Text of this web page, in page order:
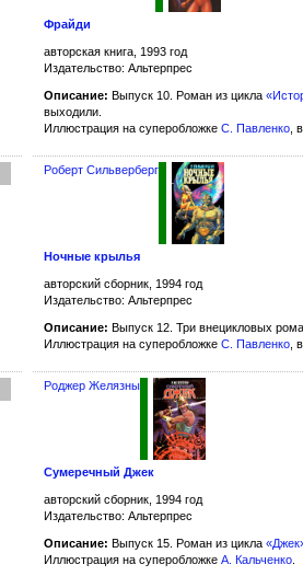
Фрайди
авторская книга, 1993 год
Издательство: Альтерпрес
Описание: Выпуск 10. Роман из цикла
выходили.
Иллюстрация на суперобложкеС. Павленко ,
Роберт Сильверберг
Ночные крылья
авторский сборник, 1994 год
Издательство: Альтерпрес
Описание: Выпуск 12. Три внецикловых
Иллюстрация на суперобложкеС. Павленко ,
Роджер Желязны
Сумеречный Джек
авторский сборник, 1994 год
Издательство: Альтерпрес
Описание: Выпуск 15. Роман из цикла
Иллюстрация на суперобложкеА. Кальченко